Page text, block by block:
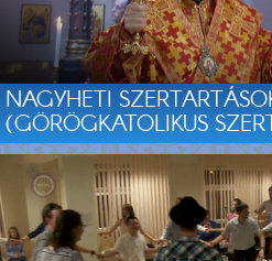
NAGYHETI
(GÖRÖGKATOLIKUS